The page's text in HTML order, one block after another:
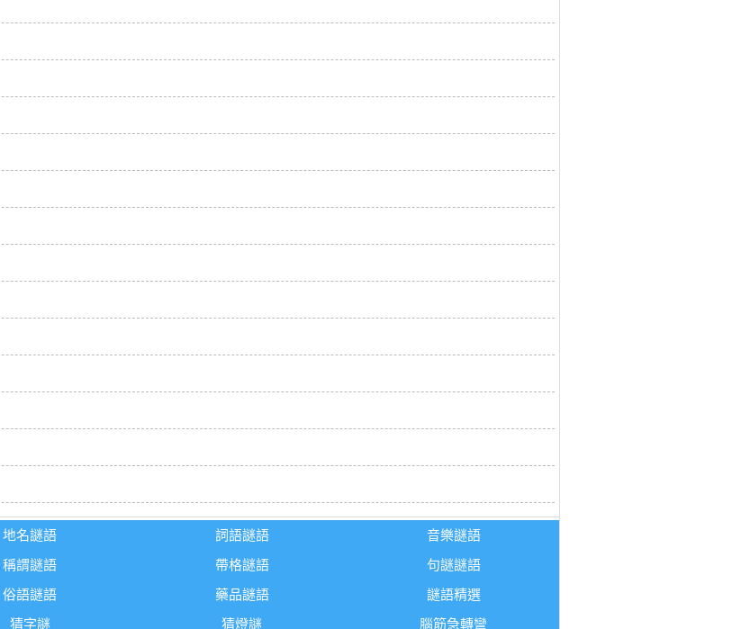
地名謎語 詞語謎語
音樂謎語
稱謂謎語 帶格謎語
句謎謎語
俗語謎語 藥品謎語
謎語精選
猜字謎 猜燈謎 腦筋急轉彎